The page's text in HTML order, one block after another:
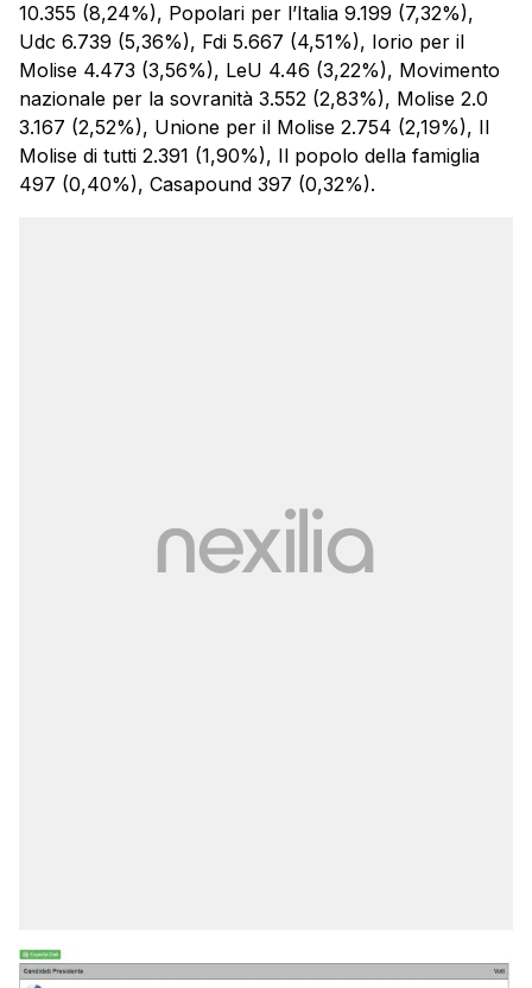
10.355 (8,24%), Popolari per l’Italia 9.199 (7,32%),
Udc 6.739 (5,36%), Fdi 5.667 (4,51%), Iorio per il
Molise 4.473 (3,56%), LeU 4.46 (3,22%), Movimento
nazionale per la sovranità 3.552 (2,83%), Molise 2.0
3.167 (2,52%), Unione per il Molise 2.754 (2,19%), Il
Molise di tutti 2.391 (1,90%), Il popolo della famiglia
497 (0,40%), Casapound 397 (0,32%).